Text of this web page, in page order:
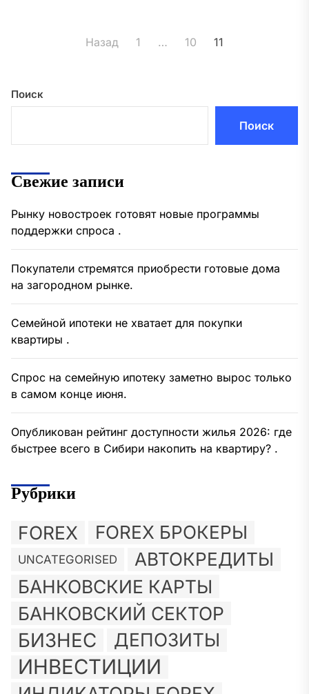
ПагинацияНазад 1 … 10 11
Поиск
Поиск
Свежие записи
Рынку новостроек готовят новые программы
поддержки спроса .
Покупатели стремятся приобрести готовые дома
на загородном рынке.
Семейной ипотеки не хватает для покупки
квартиры .
Спрос на семейную ипотеку заметно вырос только
в самом конце июня.
Опубликован рейтинг доступности жилья 2026: где
быстрее всего в Сибири накопить на квартиру? .
Рубрики
FOREX FOREX БРОКЕРЫ
UNCATEGORISED АВТОКРЕДИТЫ
БАНКОВСКИЕ КАРТЫ
БАНКОВСКИЙ СЕКТОР
БИЗНЕС ДЕПОЗИТЫ
ИНВЕСТИЦИИ